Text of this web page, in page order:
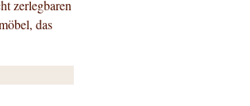
zerlegbaren
das